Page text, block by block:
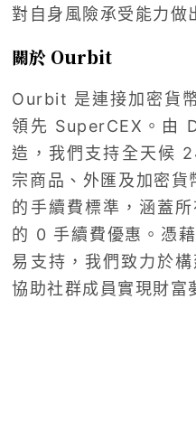
對自身風險承受能力做
關於 Ourbit
Ourbit 是連接加密貨
領先 SuperCEX。由
造，我們支持全天候
宗商品、外匯及加密
的手續費標準，涵蓋
的 0 手續費優惠。憑
易支持，我們致力於
協助社群成員實現財富